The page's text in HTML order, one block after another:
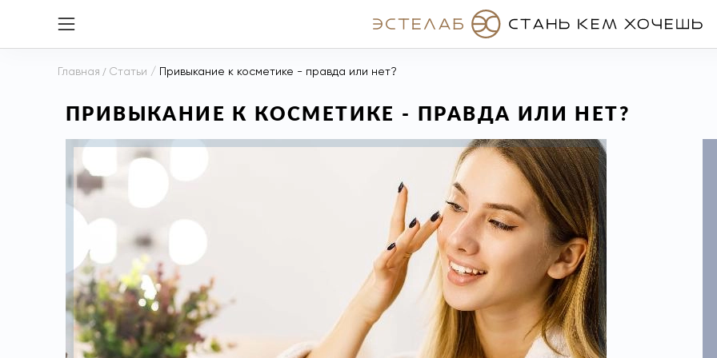
Главная / Статьи / Привыкание к косметике - правда или нет?
ПРИВЫКАНИЕ К КОСМЕТИКЕ - ПРАВДА ИЛИ НЕТ?